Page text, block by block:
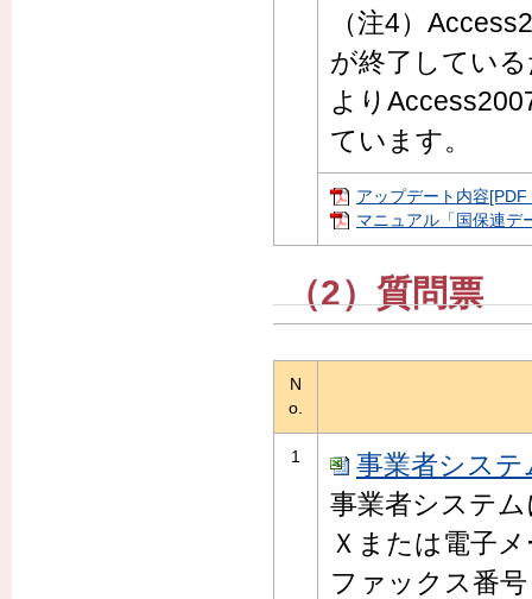
（注4）
が終了してい
より
ています。
アップデート内容[PDF
マニュアル「国保連デ
（2）質問票
N
o.
1
事業者システ
事業者システ
Ｘまたは電子
ファックス番